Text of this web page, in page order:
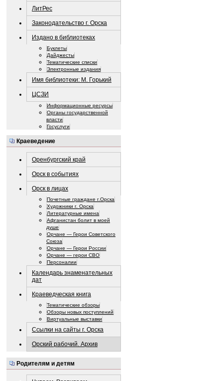
ЛитРес
Законодательство г. Орска
Издано в библиотеках
Буклеты
Дайджесты
Тематические списки
Электронные издания
Имя библиотеки: М. Горький
ЦСЗИ
Информационные ресурсы
Органы государственной
власти
Госуслуги
Краеведение
Оренбургский край
Орск в событиях
Орск в лицах
Почетные граждане г.Орска
Художники г. Орска
Литературные имена
Афганистан болит в моей
душе
Орчане — Герои Советского
Союза
Орчане — Герои России
Орчане — герои СВО
Персоналии
Календарь знаменательных
дат
Краеведческая книга
Тематические обзоры
Обзоры новых поступлений
Виртуальные выставки
Ссылки на сайты г. Орска
Орский рабочий. Архив
Родителям и детям